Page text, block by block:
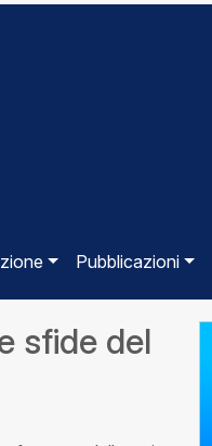
Pubblicazioni
sfide del